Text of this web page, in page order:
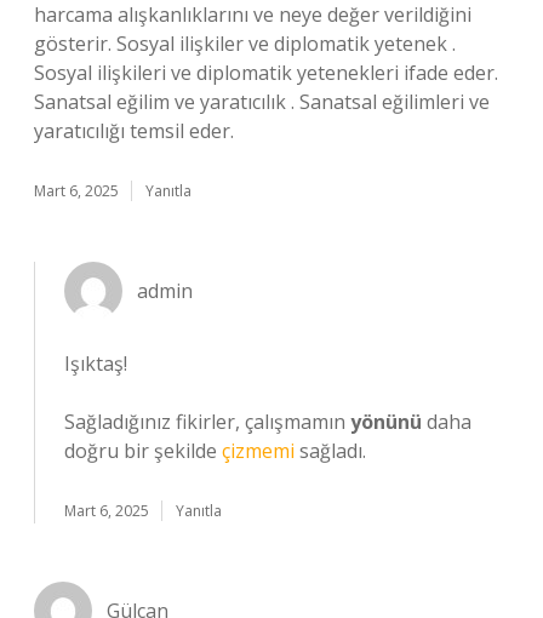
harcama alışkanlıklarını ve neye değer verildiğini
gösterir. Sosyal ilişkiler ve diplomatik yetenek .
Sosyal ilişkileri ve diplomatik yetenekleri ifade eder.
Sanatsal eğilim ve yaratıcılık . Sanatsal eğilimleri ve
yaratıcılığı temsil eder.
Mart 6, 2025 Yanıtla
admin
Işıktaş!
Sağladığınız fikirler, çalışmamın yönünü daha
doğru bir şekilde çizmemi sağladı.
Mart 6, 2025 Yanıtla
Gülcan